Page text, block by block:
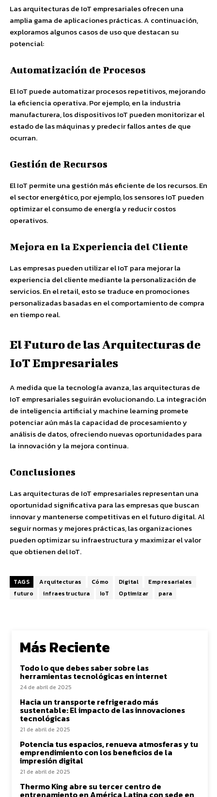
Las arquitecturas de IoT empresariales ofrecen una
amplia gama de aplicaciones prácticas. A continuación,
exploramos algunos casos de uso que destacan su
potencial:
Automatización de Procesos
El IoT puede automatizar procesos repetitivos, mejorando
la eficiencia operativa. Por ejemplo, en la industria
manufacturera, los dispositivos IoT pueden monitorizar el
estado de las máquinas y predecir fallos antes de que
ocurran.
Gestión de Recursos
El IoT permite una gestión más eficiente de los recursos. En
el sector energético, por ejemplo, los sensores IoT pueden
optimizar el consumo de energía y reducir costos
operativos.
Mejora en la Experiencia del Cliente
Las empresas pueden utilizar el IoT para mejorar la
experiencia del cliente mediante la personalización de
servicios. En el retail, esto se traduce en promociones
personalizadas basadas en el comportamiento de compra
en tiempo real.
El Futuro de las Arquitecturas de
IoT Empresariales
A medida que la tecnología avanza, las arquitecturas de
IoT empresariales seguirán evolucionando. La integración
de inteligencia artificial y machine learning promete
potenciar aún más la capacidad de procesamiento y
análisis de datos, ofreciendo nuevas oportunidades para
la innovación y la mejora continua.
Conclusiones
Las arquitecturas de IoT empresariales representan una
oportunidad significativa para las empresas que buscan
innovar y mantenerse competitivas en el futuro digital. Al
seguir normas y mejores prácticas, las organizaciones
pueden optimizar su infraestructura y maximizar el valor
que obtienen del IoT.
TAGS Arquitecturas Cómo Digital
Empresariales
futuro
infraestructura IoT Optimizar para
Más Reciente
Todo lo que debes saber sobre las
herramientas tecnológicas en internet
24 de abril de 2025
Hacia un transporte refrigerado más
sustentable: El impacto de las innovaciones
tecnológicas
21 de abril de 2025
Potencia tus espacios, renueva atmosferas y tu
emprendimiento con los beneficios de la
impresión digital
21 de abril de 2025
Thermo King abre su tercer centro de
entrenamiento en América Latina con sede en